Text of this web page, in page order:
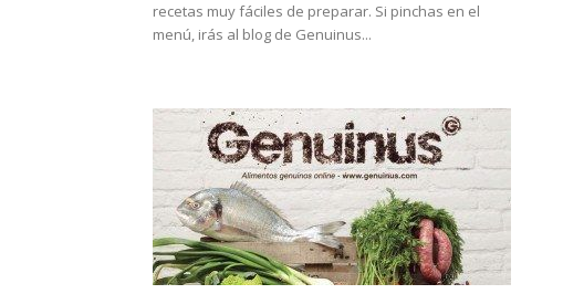
recetas muy fáciles de preparar. Si pinchas en el
menú, irás al blog de Genuinus...